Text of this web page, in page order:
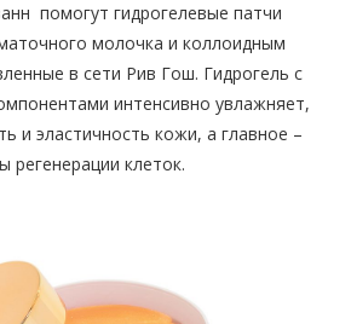
помогут гидрогелевые патчи
молочка и коллоидным
в сети Рив Гош. Гидрогель с
интенсивно увлажняет,
и эластичность кожи, а главное –
регенерации клеток.